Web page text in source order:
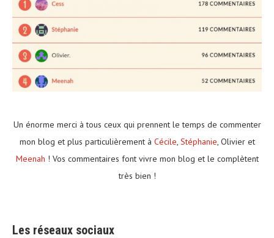
Un énorme merci à tous ceux qui prennent le temps de commenter
mon blog et plus particulièrement à Cécile, Stéphanie, Olivier et
Meenah ! Vos commentaires font vivre mon blog et le complètent
très bien !
Les réseaux sociaux